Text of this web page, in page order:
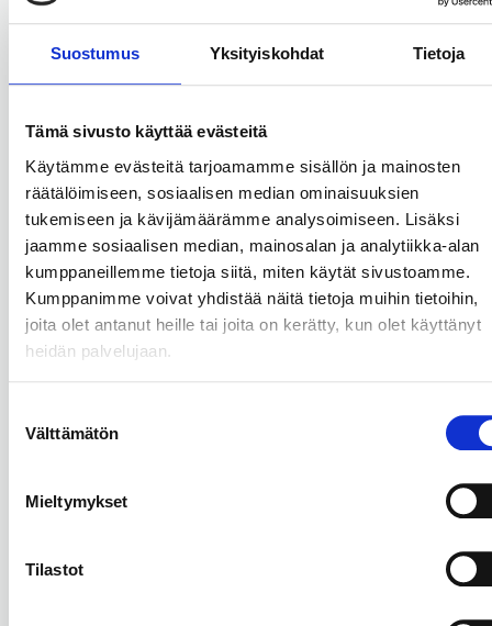
Suostumus Yksityiskohdat Tietoja
Tämä sivusto käyttää evästeitä
Käytämme evästeitä tarjoamamme sisällön ja mainosten
räätälöimiseen, sosiaalisen median ominaisuuksien
tukemiseen ja kävijämäärämme analysoimiseen. Lisäksi
jaamme sosiaalisen median, mainosalan ja analytiikka-alan
kumppaneillemme tietoja siitä, miten käytät sivustoamme.
Kumppanimme voivat yhdistää näitä tietoja muihin tietoihin,
joita olet antanut heille tai joita on kerätty, kun olet käyttänyt
heidän palvelujaan.
valinta
Välttämätön
Mieltymykset
Tilastot
viimeksi 2.3.2025.
Minkälaista palvelua tässä
Sairaanhoitajan ja
toimintaterapeutin palvelut
vastaanottopisteessä osoitteessa
Kauppakatu 25, 94100 Kemi,
etävastaanottona ja potilaan kotona
/ asiakkaan tiloissa
Toimintakunnat potilaan kotona /
asiakkaan tiloissa annettaville
Palveluyksikkö 5: Presentia Oy c/o
Mehiläinen Terveyspalvelut Oy, Siikalatvan
palveluyksikön omavalvontasuunnitelma